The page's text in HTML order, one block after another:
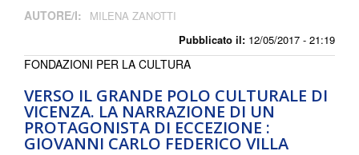
Pubblicato il: 12/05/2017 - 21:19
AUTORE/I: MILENA ZANOTTI
VERSO IL GRANDE POLO CULTURALE DI
VICENZA. LA NARRAZIONE DI UN
PROTAGONISTA DI ECCEZIONE :
GIOVANNI CARLO FEDERICO VILLA
FONDAZIONI PER LA CULTURA